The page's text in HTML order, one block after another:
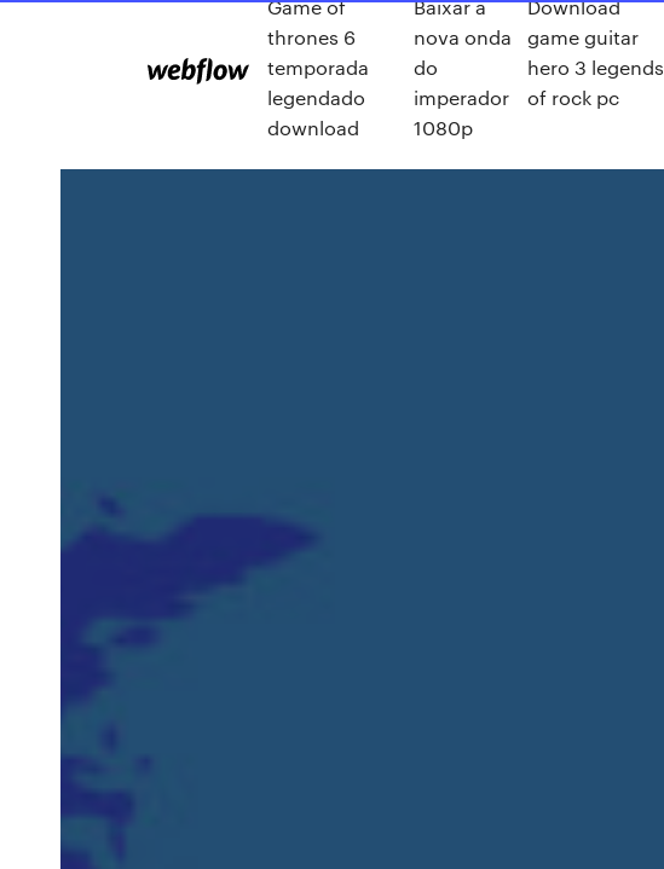
Game of
thrones 6
temporada
legendado
download
Baixar a
nova onda
do
imperador
1080p
Download
game guitar
hero 3 legends
of rock pc